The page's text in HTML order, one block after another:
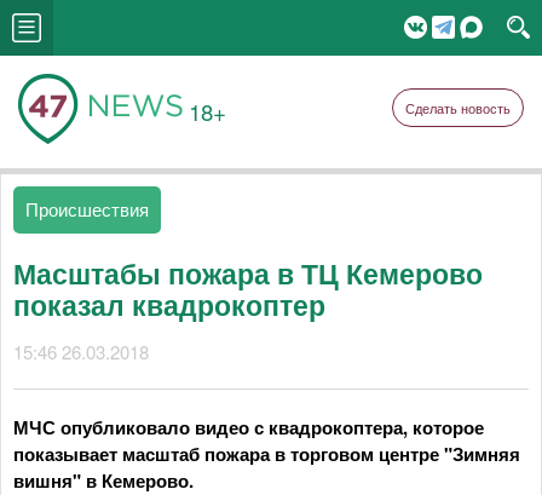
18+ Сделать новость
Происшествия
Масштабы пожара в ТЦ Кемерово
показал квадрокоптер
15:46 26.03.2018
МЧС опубликовало видео с квадрокоптера, которое
показывает масштаб пожара в торговом центре "Зимняя
вишня" в Кемерово.